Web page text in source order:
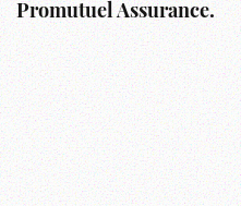
Promutuel Assurance.